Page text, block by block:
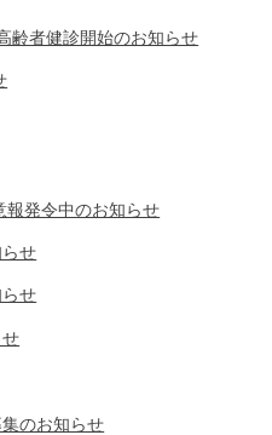
齢者健診開始のお知らせ
報発令中のお知らせ
せ
せ
のお知らせ